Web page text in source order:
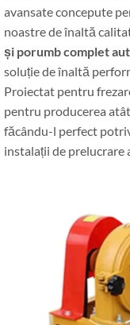
avansate concepute
noastre de înaltă
și porumb complet
soluție de înaltă
Proiectat pentru
pentru producerea
făcându-l perfect
instalații de prelucrare